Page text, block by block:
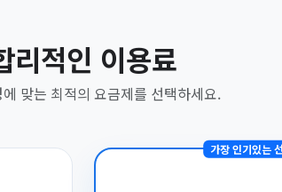
리적인 이용료
맞는 최적의 요금제를 선택하세요.
가장 인기있는